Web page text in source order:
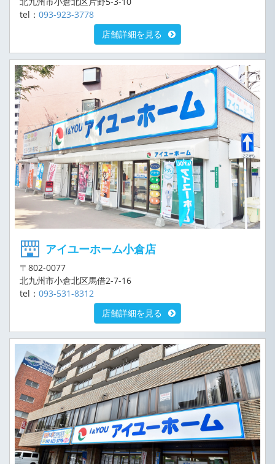
tel： 093-923-3778
店舗詳細を見る
アイユーホーム小倉店
〒802-0077
北九州市小倉北区馬借2-7-16
tel： 093-531-8312
店舗詳細を見る